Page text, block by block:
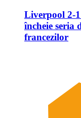
Liverpool 2-
încheie seria
francezilor